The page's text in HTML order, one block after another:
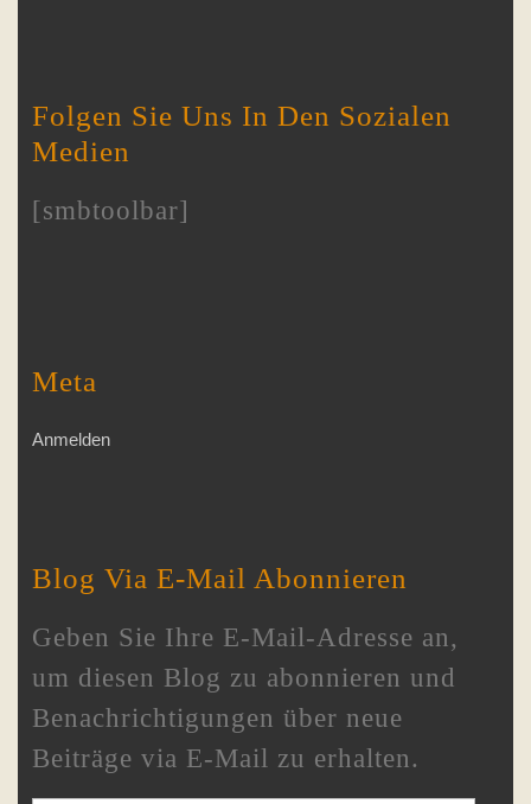
Folgen Sie Uns In Den Sozialen
Medien
[smbtoolbar]
Meta
Anmelden
Blog Via E-Mail Abonnieren
Geben Sie Ihre E-Mail-Adresse an,
um diesen Blog zu abonnieren und
Benachrichtigungen über neue
Beiträge via E-Mail zu erhalten.